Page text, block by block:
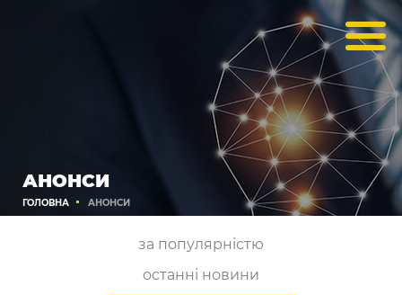
АНОНСИ
ГОЛОВНА АНОНСИ
за популярністю
останні новини